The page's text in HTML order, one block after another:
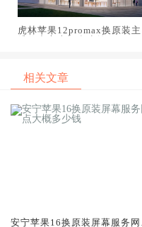
虎林苹果12promax换原装主
相关文章
安宁苹果16换原装屏幕服务网